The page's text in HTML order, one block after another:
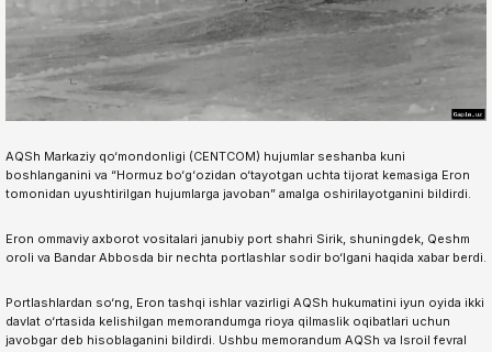
AQSh Markaziy qo‘mondonligi (CENTCOM) hujumlar seshanba kuni
boshlanganini va “Hormuz bo‘g‘ozidan o‘tayotgan uchta tijorat kemasiga Eron
tomonidan uyushtirilgan hujumlarga javoban” amalga oshirilayotganini bildirdi.
Eron ommaviy axborot vositalari janubiy port shahri Sirik, shuningdek, Qeshm
oroli va Bandar Abbosda bir nechta portlashlar sodir bo‘lgani haqida xabar berdi.
Portlashlardan so‘ng, Eron tashqi ishlar vazirligi AQSh hukumatini iyun oyida ikki
davlat o‘rtasida kelishilgan memorandumga rioya qilmaslik oqibatlari uchun
javobgar deb hisoblaganini bildirdi. Ushbu memorandum AQSh va Isroil fevral